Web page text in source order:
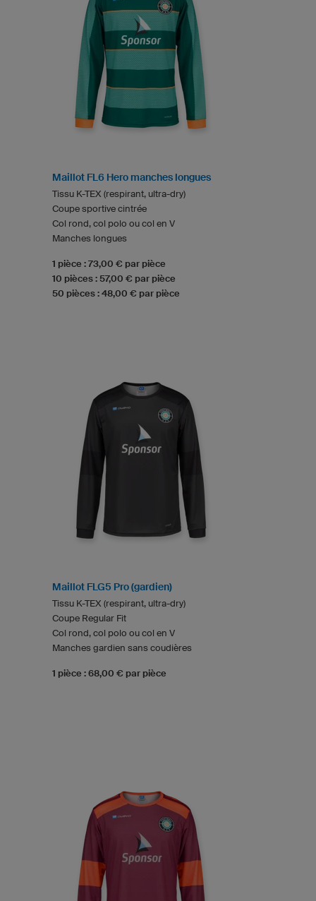
Maillot FL6 Hero manches longues
Tissu K-TEX (respirant, ultra-dry)
Coupe sportive cintrée
Col rond, col polo ou col en V
Manches longues
1 pièce : 73,00 € par pièce
10 pièces : 57,00 € par pièce
50 pièces : 48,00 € par pièce
Maillot FLG5 Pro (gardien)
Tissu K-TEX (respirant, ultra-dry)
Coupe Regular Fit
Col rond, col polo ou col en V
Manches gardien sans coudières
1 pièce : 68,00 € par pièce